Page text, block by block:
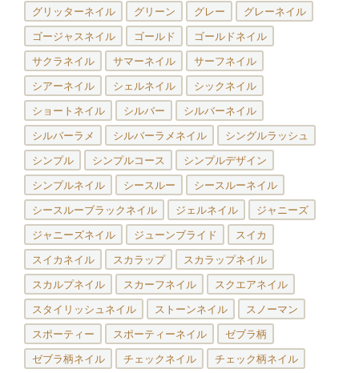
グリッターネイル グリーン グレー グレーネイル
ゴージャスネイル ゴールド ゴールドネイル
サクラネイル サマーネイル サーフネイル
シアーネイル シェルネイル シックネイル
ショートネイル シルバー シルバーネイル
シルバーラメ シルバーラメネイル シングルラッシュ
シンプル シンプルコース シンプルデザイン
シンプルネイル シースルー シースルーネイル
シースルーブラックネイル ジェルネイル ジャニーズ
ジャニーズネイル ジューンブライド スイカ
スイカネイル スカラップ スカラップネイル
スカルプネイル スカーフネイル スクエアネイル
スタイリッシュネイル ストーンネイル スノーマン
スポーティー スポーティーネイル ゼブラ柄
ゼブラ柄ネイル チェックネイル チェック柄ネイル